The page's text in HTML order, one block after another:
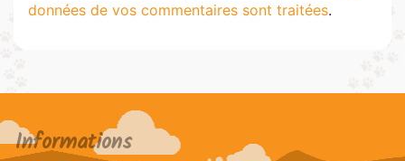
données de vos commentaires sont traitées.
Informations